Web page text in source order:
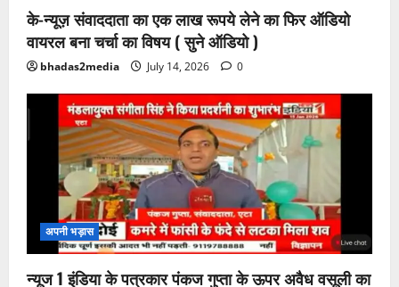
के-न्यूज़ संवाददाता का एक लाख रूपये लेने का फिर ऑडियो
वायरल बना चर्चा का विषय ( सुने ऑडियो )
bhadas2media July 14, 2026 0
अपनी भड़ास
न्यूज 1 इंडिया के पत्रकार पंकज गुप्ता के ऊपर अवैध वसूली का